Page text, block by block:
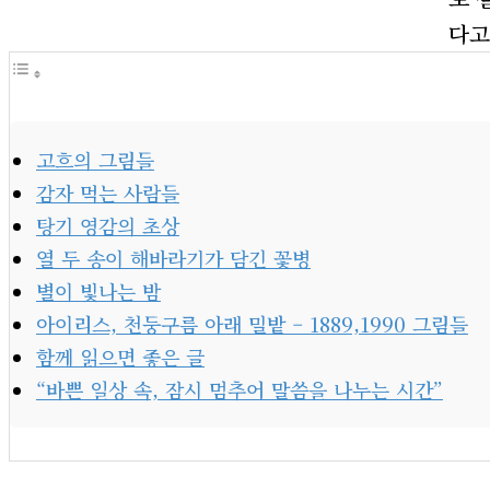
다
고흐의 그림들
감자 먹는 사람들
탕기 영감의 초상
열 두 송이 해바라기가 담긴 꽃병
별이 빛나는 밤
아이리스, 천둥구름 아래 밀밭 – 1889,1990 그림들
함께 읽으면 좋은 글
“바쁜 일상 속, 잠시 멈추어 말씀을 나누는 시간”